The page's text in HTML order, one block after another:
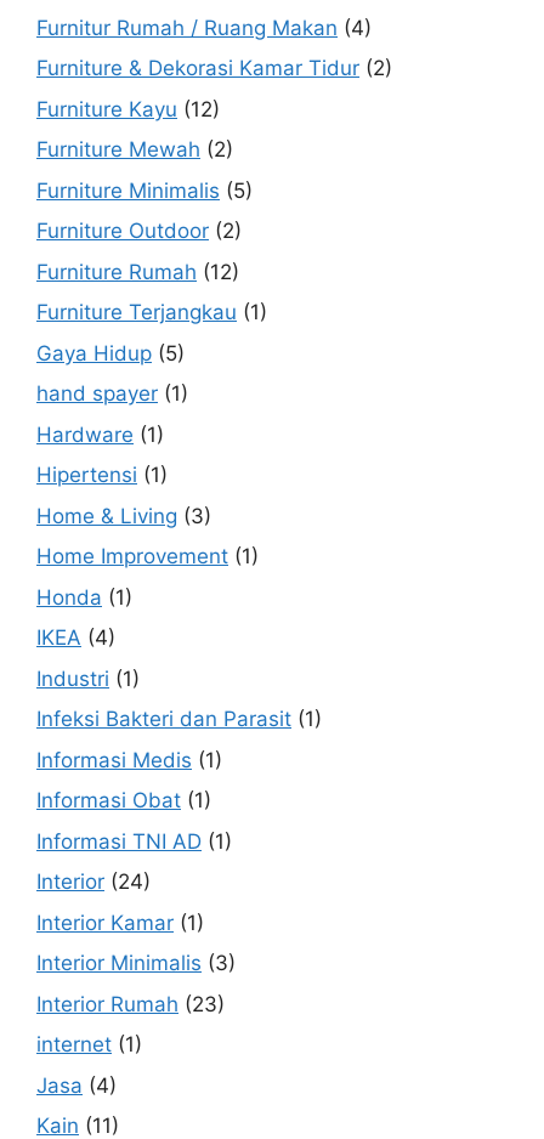
Furnitur Rumah / Ruang Makan (4)
Furniture & Dekorasi Kamar Tidur (2)
Furniture Kayu (12)
Furniture Mewah (2)
Furniture Minimalis (5)
Furniture Outdoor (2)
Furniture Rumah (12)
Furniture Terjangkau (1)
Gaya Hidup (5)
hand spayer (1)
Hardware (1)
Hipertensi (1)
Home & Living (3)
Home Improvement (1)
Honda (1)
IKEA (4)
Industri (1)
Infeksi Bakteri dan Parasit (1)
Informasi Medis (1)
Informasi Obat (1)
Informasi TNI AD (1)
Interior (24)
Interior Kamar (1)
Interior Minimalis (3)
Interior Rumah (23)
internet (1)
Jasa (4)
Kain (11)